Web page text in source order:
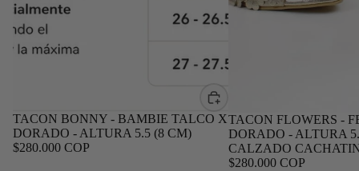
TACON BONNY - BAMBIE TALCO X
DORADO - ALTURA 5.5 (8 CM)
$280.000 COP
TACON FLOWERS -
DORADO - ALTURA
CALZADO
$280.000 COP